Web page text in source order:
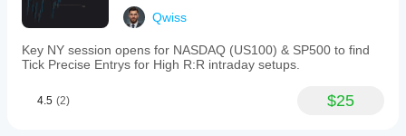
Qwiss
Key NY session opens for NASDAQ (US100) & SP500 to find
Tick Precise Entrys for High R:R intraday setups.
4.5 (2) $25